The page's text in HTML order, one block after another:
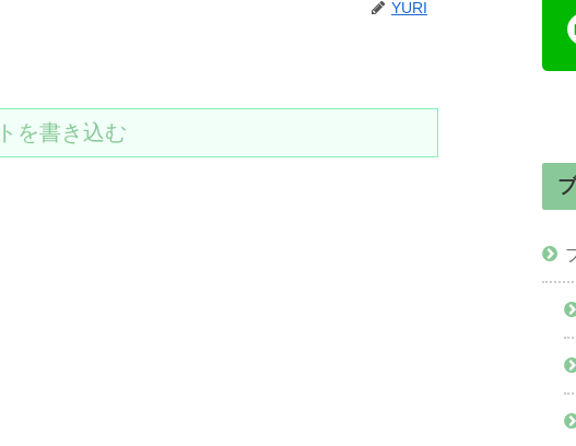
YURI
を書き込む